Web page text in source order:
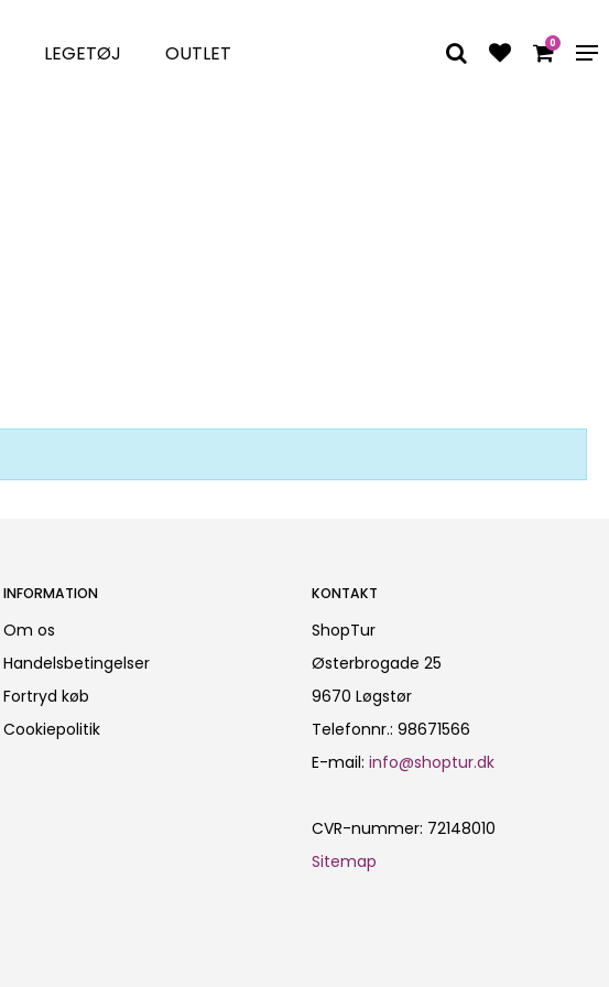
LEGETØJ OUTLET 0
INFORMATION
Om os
Handelsbetingelser
Fortryd køb
Cookiepolitik
KONTAKT
ShopTur
Østerbrogade 25
9670 Løgstør
Telefonnr.: 98671566
E-mail: info@shoptur.dk
CVR-nummer: 72148010
Sitemap